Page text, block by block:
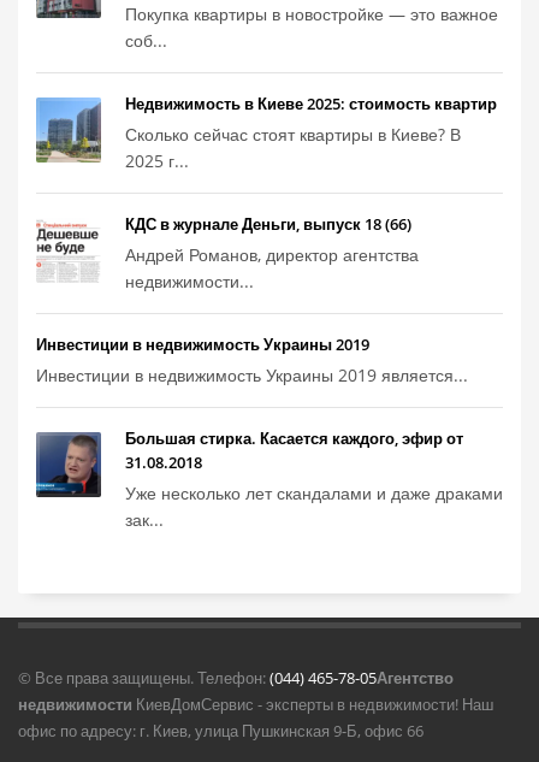
Покупка квартиры в новостройке — это важное
соб...
Недвижимость в Киеве 2025: стоимость квартир
Сколько сейчас стоят квартиры в Киеве? В
2025 г...
КДС в журнале Деньги, выпуск 18 (66)
Андрей Романов, директор агентства
недвижимости...
Инвестиции в недвижимость Украины 2019
Инвестиции в недвижимость Украины 2019 является...
Большая стирка. Касается каждого, эфир от
31.08.2018
Уже несколько лет скандалами и даже драками
зак...
© Все права защищены. Телефон:(044) 465-78-05Агентство
недвижимости КиевДомСервис - эксперты в недвижимости! Наш
офис по адресу: г. Киев, улица Пушкинская 9-Б, офис 66